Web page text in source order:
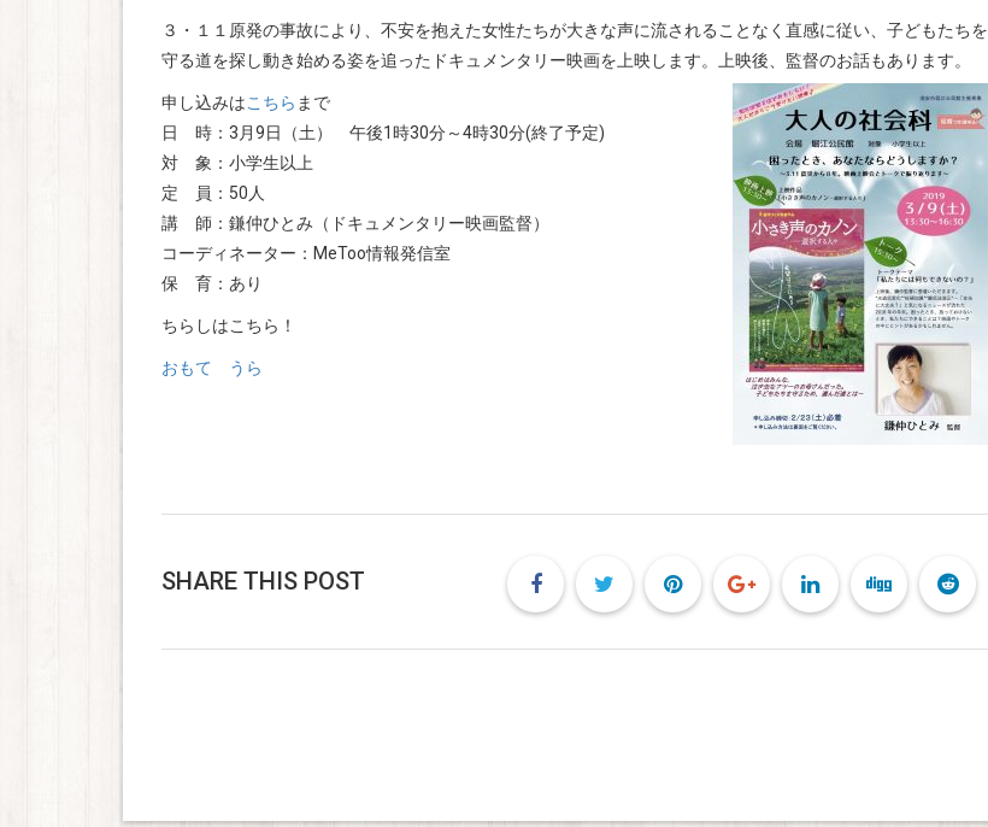
３・１１原発の事故により、不安を抱えた女性たちが大きな声に流されることなく直感に従い、子どもたちを
守る道を探し動き始める姿を追ったドキュメンタリー映画を上映します。上映後、監督のお話もあります。
申し込みはこちら まで
日 時：3月9日（土） 午後1時30分～4時30分(終了予定)
対 象：小学生以上
定 員：50人
講 師：鎌仲ひとみ（ドキュメンタリー映画監督）
コーディネーター：MeToo情報発信室
保 育：あり
ちらしはこちら！
おもて うら
SHARE THIS POST